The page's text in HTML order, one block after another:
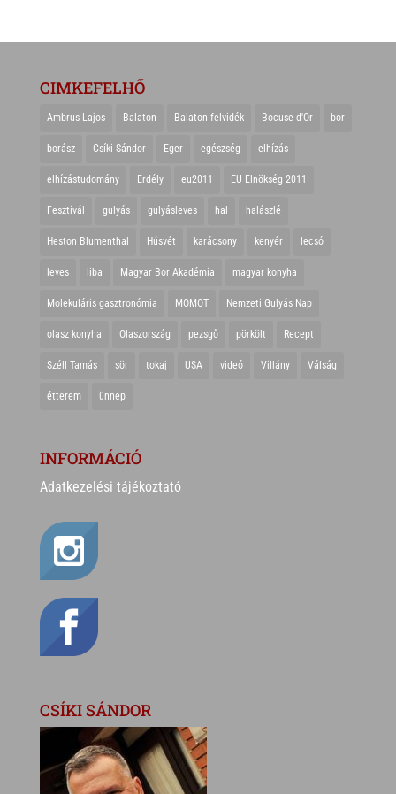
CIMKEFELHŐ
Ambrus Lajos Balaton Balaton-felvidék Bocuse d'Or bor
borász Csíki Sándor Eger egészség elhízás
elhízástudomány Erdély eu2011 EU Elnökség 2011
Fesztivál gulyás gulyásleves hal halászlé
Heston Blumenthal Húsvét karácsony kenyér lecsó
leves liba Magyar Bor Akadémia magyar konyha
Molekuláris gasztronómia MOMOT Nemzeti Gulyás Nap
olasz konyha Olaszország pezsgő pörkölt Recept
Széll Tamás sör tokaj USA videó Villány Válság
étterem ünnep
INFORMÁCIÓ
Adatkezelési tájékoztató
CSÍKI SÁNDOR